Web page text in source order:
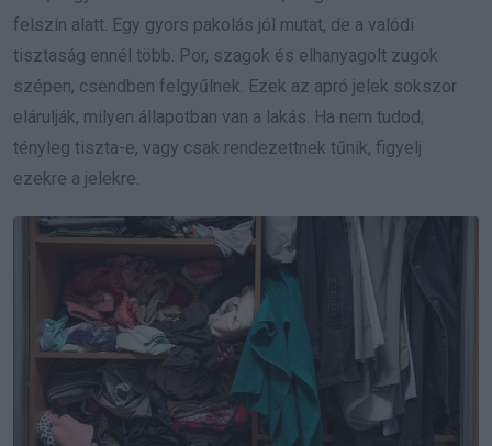
felszín alatt. Egy gyors pakolás jól mutat, de a valódi
tisztaság ennél több. Por, szagok és elhanyagolt zugok
szépen, csendben felgyűlnek. Ezek az apró jelek sokszor
elárulják, milyen állapotban van a lakás. Ha nem tudod,
tényleg tiszta-e, vagy csak rendezettnek tűnik, figyelj
ezekre a jelekre.